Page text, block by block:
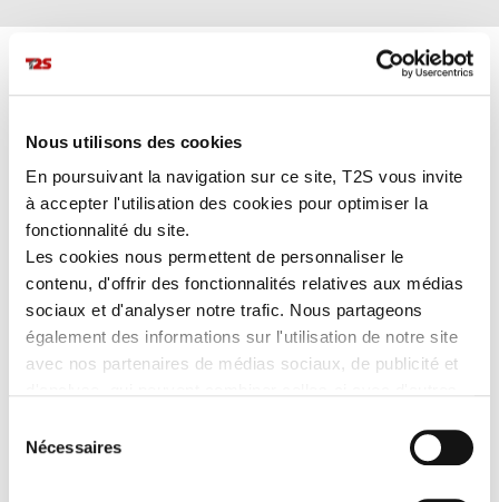
Nous utilisons des cookies
En poursuivant la navigation sur ce site, T2S vous invite
à accepter l'utilisation des cookies pour optimiser la
fonctionnalité du site.
Les cookies nous permettent de personnaliser le
contenu, d'offrir des fonctionnalités relatives aux médias
sociaux et d'analyser notre trafic. Nous partageons
également des informations sur l'utilisation de notre site
avec nos partenaires de médias sociaux, de publicité et
collectées lors de votre utilisation de leurs services.
Nécessaires
GILET TARMAC
Le gilet TARMAC est doté de16 led clignotantes rouges
vous offrir unevisibilité optimale de jour comme de nuit.
EN SAVOIR PLUS
Les avantages
pour améliorer votre visibilité.